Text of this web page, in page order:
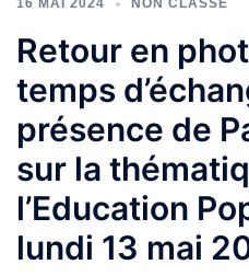
16 MAI 2024 NON CLASSÉ
Retour en
temps
présence de
sur la
l’Education
lundi 13 mai